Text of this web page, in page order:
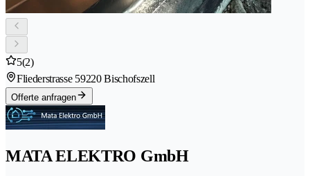
5(2)
Fliederstrasse 59220 Bischofszell
Offerte anfragen
MATA ELEKTRO GmbH